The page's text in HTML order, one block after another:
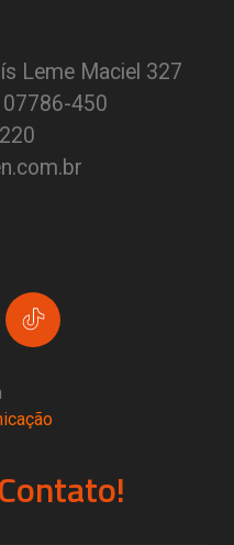
Leme Maciel 327
07786-450